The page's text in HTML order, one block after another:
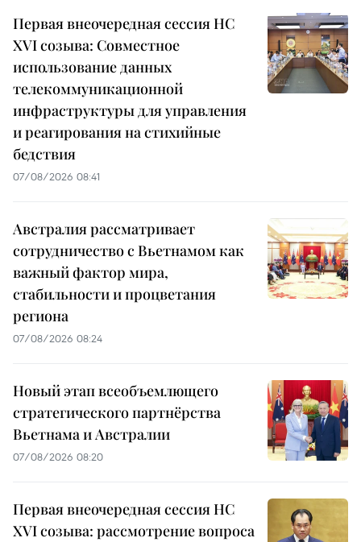
Первая внеочередная сессия НС
XVI созыва: Совместное
использование данных
телекоммуникационной
инфраструктуры для управления
и реагирования на стихийные
бедствия
07/08/2026 08:41
Австралия рассматривает
сотрудничество с Вьетнамом как
важный фактор мира,
стабильности и процветания
региона
07/08/2026 08:24
Новый этап всеобъемлющего
стратегического партнёрства
Вьетнама и Австралии
07/08/2026 08:20
Первая внеочередная сессия НС
XVI созыва: рассмотрение вопроса